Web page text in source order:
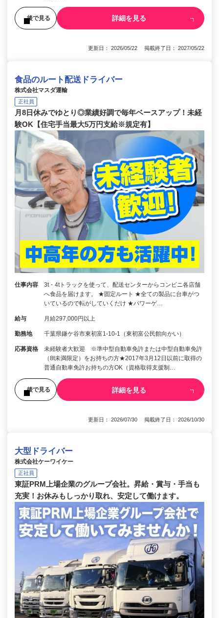
後で見る 詳細を見る
更新日： 2026/05/22 掲載終了日： 2027/05/22
食品のルート配送ドライバー
株式会社マスダ運輸
正社員
月8日休みでゆとり◎業績好調で毎年ベースアップ！未経
験OK【住宅手当最大5万円支給※規定有】
仕事内容
3t・4tトラックを使って、配送センターからコンビニ各店舗
へ食品を届けます。 ★固定ルート ★全ての製品に台車がつ
いているので転がしていくだけ ★パワーゲ…
給与 月給297,000円以上
勤務地 千葉県鎌ケ谷市東初富1-10-1（東初富公民館向かい）
応募資格
未経験者大歓迎 ※準中型自動車免許または中型自動車免許
（8t未満限定）をお持ちの方★2017年3月12日以前に取得の
普通自動車免許お持ちの方OK（資格取得支援制…
後で見る 詳細を見る
更新日： 2026/07/30 掲載終了日： 2026/10/30
大型ドライバー
株式会社ケーワイケー
正社員
東証PRM上場企業のグループ会社。昇給・賞与・手当も
充実！お休みもしっかり取れ、安定して働けます。